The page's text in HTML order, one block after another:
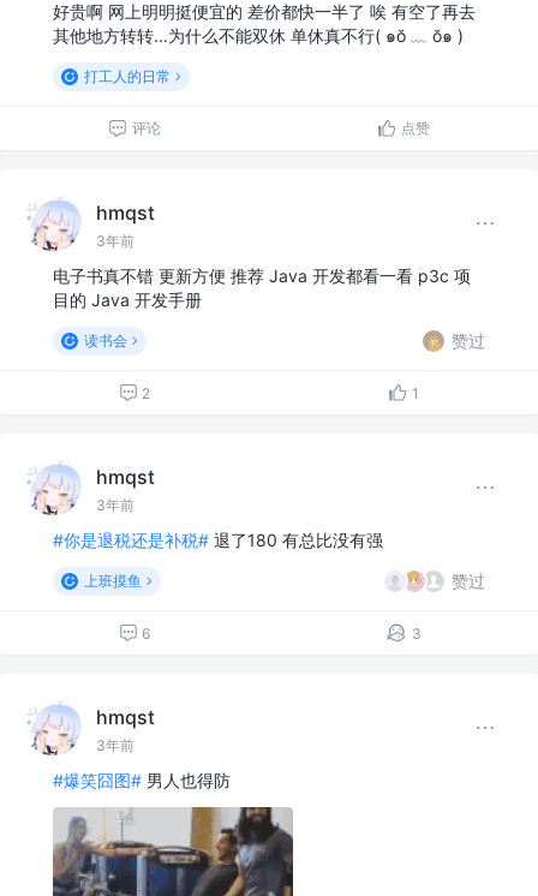
好贵啊 网上明明挺便宜的 差价都快一半了 唉 有空了再去
其他地方转转...为什么不能双休 单休真不行( ๑ŏ ﹏ ŏ๑ )
打工人的日常
评论 点赞
hmqst
3年前
电子书真不错 更新方便 推荐 Java 开发都看一看 p3c 项
目的 Java 开发手册
读书会 赞过
2 1
hmqst
3年前
#你是退税还是补税# 退了180 有总比没有强
上班摸鱼 赞过
6 3
hmqst
3年前
#爆笑囧图# 男人也得防